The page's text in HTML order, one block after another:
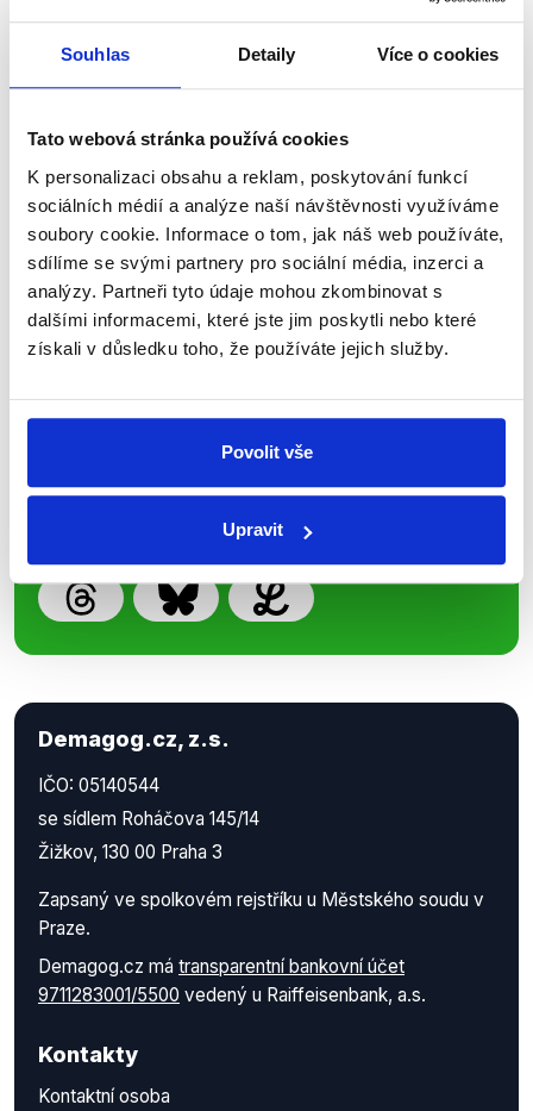
Souhlas Detaily Více o cookies
Tato webová stránka používá cookies
K personalizaci obsahu a reklam, poskytování funkcí
sociálních médií a analýze naší návštěvnosti využíváme
soubory cookie. Informace o tom, jak náš web používáte,
sdílíme se svými partnery pro sociální média, inzerci a
analýzy. Partneři tyto údaje mohou zkombinovat s
dalšími informacemi, které jste jim poskytli nebo které
získali v důsledku toho, že používáte jejich služby.
Povolit vše
Upravit
shrnutí nejzajímavějších článků a analýz.
Začněte nás odebírat, a mějte tak
přehled o tom, jaké dezinformace a
WhatsApp
Sociální sítě
z Demagog.cz. Sdílením našich
příspěvků přátelům podpoříte naši
práci.
Demagog.cz, z.s.
IČO: 05140544
se sídlem Roháčova 145/14
Žižkov, 130 00 Praha 3
Zapsaný ve spolkovém rejstříku u Městského soudu v
Praze.
Demagog.cz má transparentní bankovní účet
9711283001/5500 vedený u Raiffeisenbank, a.s.
Kontakty
Kontaktní osoba